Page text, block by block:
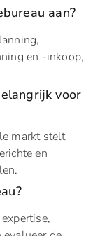
aan?
en -inkoop,
voor
markt stelt
en